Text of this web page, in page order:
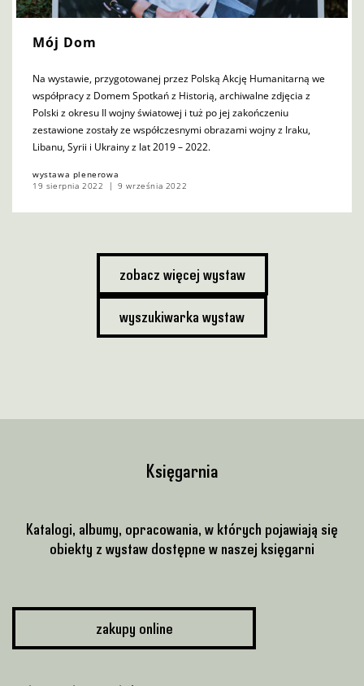
Mój Dom
Na wystawie, przygotowanej przez Polską Akcję Humanitarną we
współpracy z Domem Spotkań z Historią, archiwalne zdjęcia z
Polski z okresu II wojny światowej i tuż po jej zakończeniu
zestawione zostały ze współczesnymi obrazami wojny z Iraku,
Libanu, Syrii i Ukrainy z lat 2019 – 2022.
wystawa plenerowa
19 sierpnia 2022
9 września 2022
zobacz więcej wystaw
wyszukiwarka wystaw
Księgarnia
Katalogi, albumy, opracowania, w których pojawiają się
obiekty z wystaw dostępne w naszej księgarni
zakupy online